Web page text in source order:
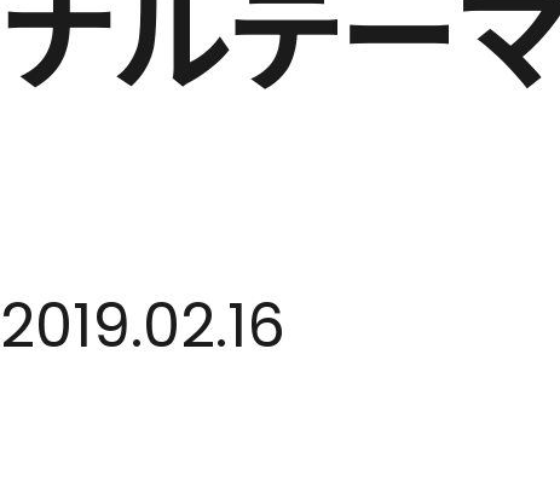
ナルテー
2019.02.16